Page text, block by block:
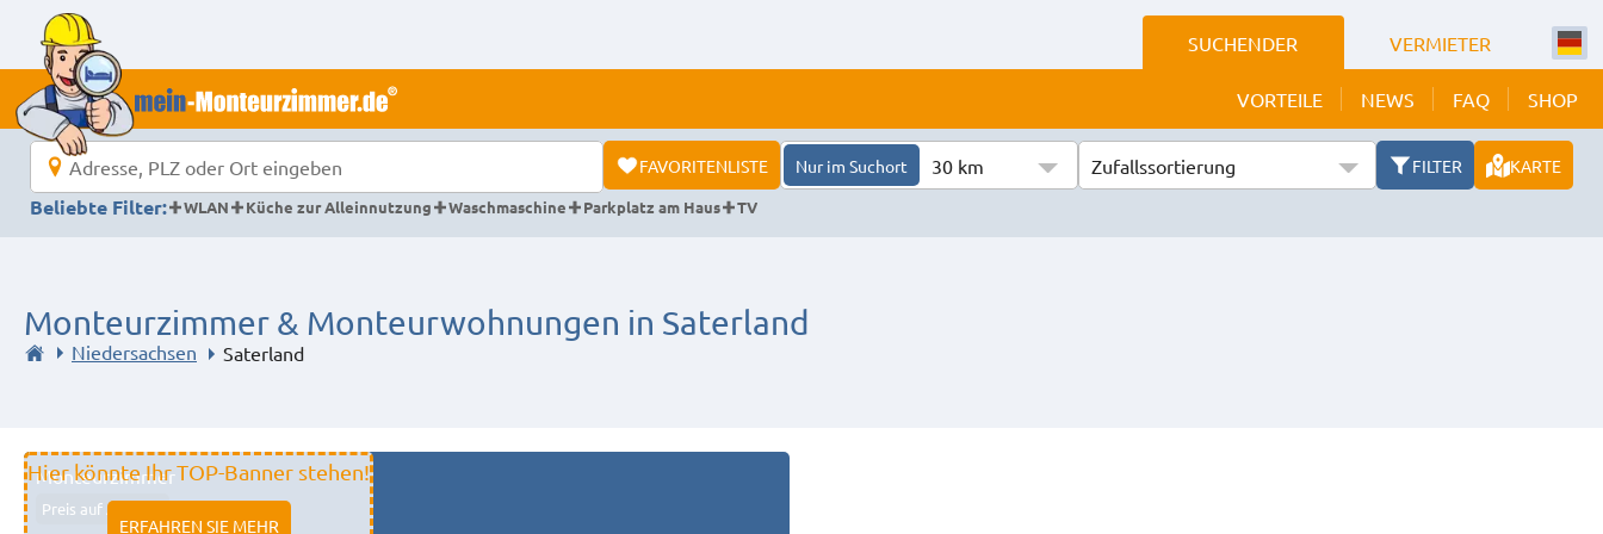
SUCHENDER VERMIETER
VORTEILE NEWS FAQ SHOP
FAVORITENLISTE Nur im Suchort 30 km Zufallssortierung FILTER
KARTE
Beliebte Filter:
WLAN Küche zur Alleinnutzung Waschmaschine Parkplatz am Haus TV
Monteurzimmer & Monteurwohnungen in Saterland
Niedersachsen Saterland
Hier könnte Ihr TOP-Banner stehen!
ERFAHREN SIE MEHR
Monteurzimmer
Preis auf Anfrage